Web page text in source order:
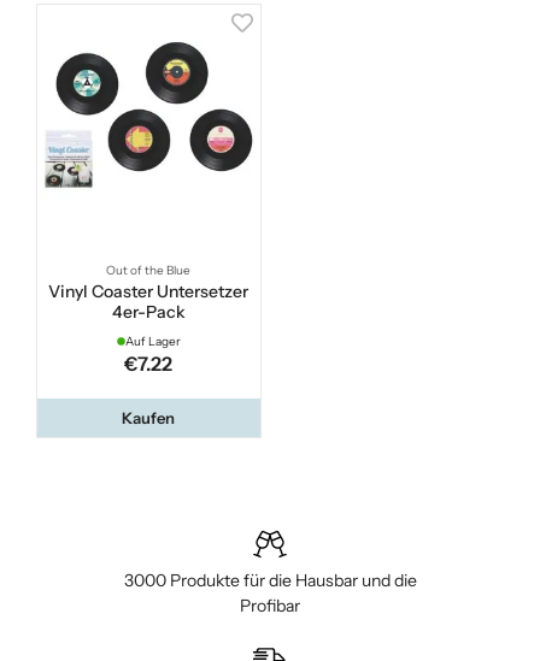
Out of the Blue
Vinyl Coaster Untersetzer
4er-Pack
Auf Lager
€7.22
Kaufen
3000 Produkte für die Hausbar und die
Profibar